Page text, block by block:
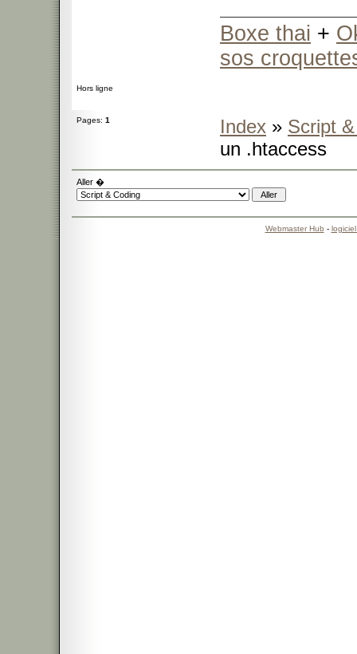
Boxe thai +
sos
Hors ligne
Pages: 1 Index » Script
un .htaccess
Aller �
Webmaster Hub -